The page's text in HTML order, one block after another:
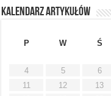
Kalendarz artykułów
P
W Ś
4
5 6
11
12 13